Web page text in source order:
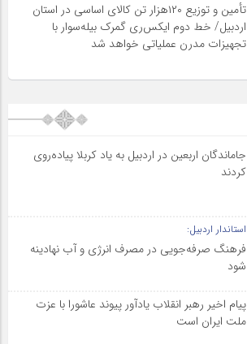
تأمین و توزیع ۱۲۰هزار تن کالای اساسی در استان
اردبیل/ خط دوم ایکس‌ری گمرک بیله‌سوار با
تجهیزات مدرن عملیاتی خواهد شد
جاماندگان اربعین در اردبیل به یاد کربلا پیاده‌روی
کردند
استاندار اردبیل:
فرهنگ صرفه‌جویی در مصرف انرژی و آب نهادینه
شود
پیام اخیر رهبر انقلاب یادآور پیوند عاشورا با عزت
ملت ایران است